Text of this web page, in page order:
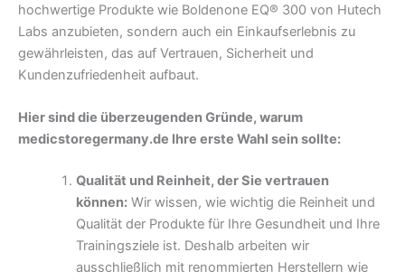
hochwertige Produkte wie Boldenone EQ® 300 von Hutech
Labs anzubieten, sondern auch ein Einkaufserlebnis zu
gewährleisten, das auf Vertrauen, Sicherheit und
Kundenzufriedenheit aufbaut.
Hier sind die überzeugenden Gründe, warum
medicstoregermany.de Ihre erste Wahl sein sollte:
Qualität und Reinheit, der Sie vertrauen
können:Wir wissen, wie wichtig die Reinheit und
Qualität der Produkte für Ihre Gesundheit und Ihre
Trainingsziele ist. Deshalb arbeiten wir
ausschließlich mit renommierten Herstellern wie